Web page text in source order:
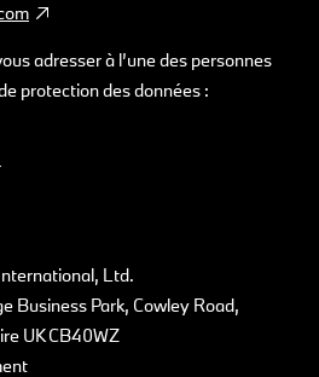
adresser à l’une des personnes
protection des données :
Ltd.
Business Park, Cowley Road,
UK CB40WZ